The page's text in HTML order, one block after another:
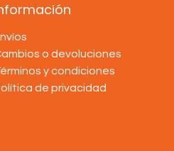
o devoluciones
y condiciones
de privacidad